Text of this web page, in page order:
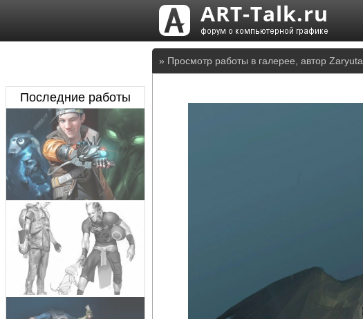
» Просмотр работы в галерее, автор Zaryuta
Последние работы